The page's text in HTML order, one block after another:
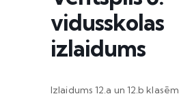
vidusskolas
izlaidums
Izlaidums 12.a un 12.b klasēm